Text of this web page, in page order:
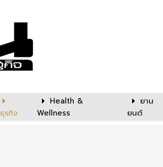
ธุรกิจ
Health &
Wellness
ยาน
ยนต์